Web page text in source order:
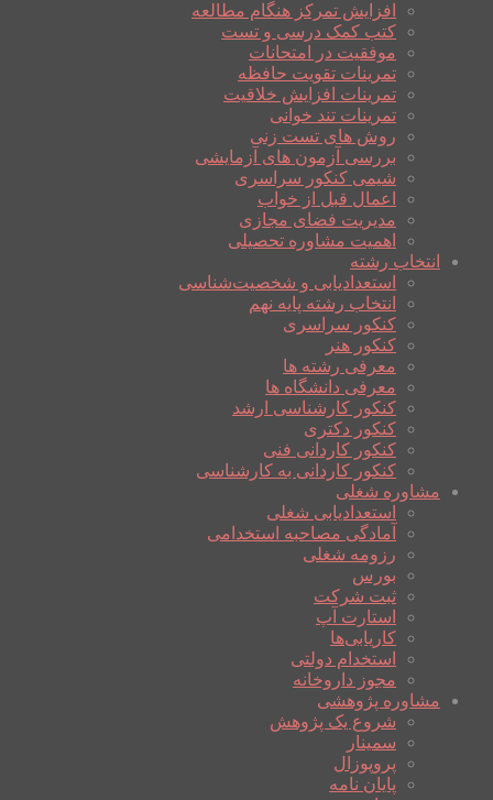
افزایش تمرکز هنگام مطالعه
کتب کمک درسی و تست
موفقیت در امتحانات
تمرینات تقویت حافظه
تمرینات افزایش خلاقیت
تمرینات تند خوانی
روش های تست زنی
بررسی آزمون های آزمایشی
شیمی کنکور سراسری
اعمال قبل از خواب
مدیریت فضای مجازی
اهمیت مشاوره تحصیلی
انتخاب رشته
استعدادیابی و شخصیت‌شناسی
انتخاب رشته پایه نهم
کنکور سراسری
کنکور هنر
معرفی رشته ها
معرفی دانشگاه ها
کنکور کارشناسی ارشد
کنکور دکتری
کنکور کاردانی فنی
کنکور کاردانی به کارشناسی
مشاوره شغلی
استعدادیابی شغلی
آمادگی مصاحبه استخدامی
رزومه شغلی
بورس
ثبت شرکت
استارت آپ
کاریابی‌ها
استخدام دولتی
مجوز داروخانه
مشاوره پژوهشی
شروع یک پژوهش
سمینار
پروپوزال
پایان نامه